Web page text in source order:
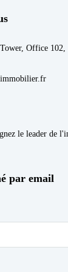
Office 102,
le leader de
par email